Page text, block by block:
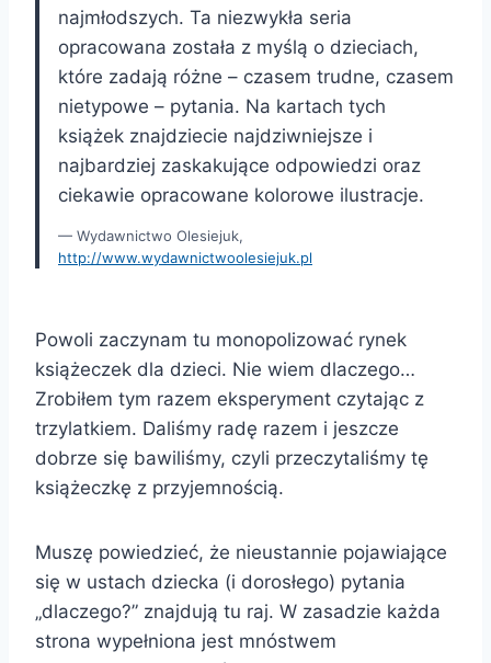
najmłodszych. Ta niezwykła seria
opracowana została z myślą o dzieciach,
które zadają różne – czasem trudne, czasem
nietypowe – pytania. Na kartach tych
książek znajdziecie najdziwniejsze i
najbardziej zaskakujące odpowiedzi oraz
ciekawie opracowane kolorowe ilustracje.
Wydawnictwo Olesiejuk,
http://www.wydawnictwoolesiejuk.pl
Powoli zaczynam tu monopolizować rynek
książeczek dla dzieci. Nie wiem dlaczego…
Zrobiłem tym razem eksperyment czytając z
trzylatkiem. Daliśmy radę razem i jeszcze
dobrze się bawiliśmy, czyli przeczytaliśmy tę
książeczkę z przyjemnością.
Muszę powiedzieć, że nieustannie pojawiające
się w ustach dziecka (i dorosłego) pytania
„dlaczego?” znajdują tu raj. W zasadzie każda
strona wypełniona jest mnóstwem